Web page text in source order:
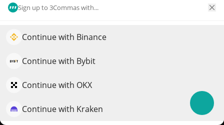
Sign up to 3Commas with...
Continue with Binance
Continue with Bybit
Continue with OKX
Continue with Kraken
GOLD
mercado
Impulsione o crescimento do seu portfólio com IA
QuantPilot é uma plataforma completa de estratégias onde
estratégias e conduzem pesquisas de mercado
Experimente grátis